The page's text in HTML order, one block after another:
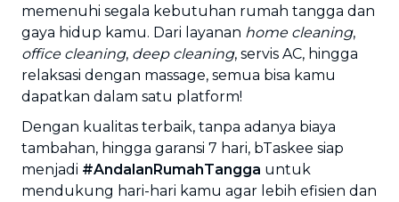
memenuhi segala kebutuhan rumah tangga dan
gaya hidup kamu. Dari layanan home cleaning,
office cleaning, deep cleaning, servis AC, hingga
relaksasi dengan massage, semua bisa kamu
dapatkan dalam satu platform!
Dengan kualitas terbaik, tanpa adanya biaya
tambahan, hingga garansi 7 hari, bTaskee siap
menjadi #AndalanRumahTangga untuk
mendukung hari-hari kamu agar lebih efisien dan